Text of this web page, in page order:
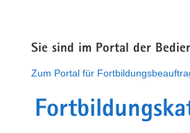
Sie sind im Portal der
Zum Portal für